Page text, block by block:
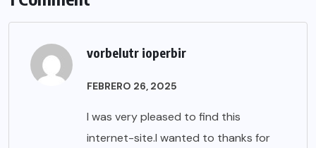
vorbelutr ioperbir
FEBRERO 26, 2025
I was very pleased to find this
internet-site.I wanted to thanks for